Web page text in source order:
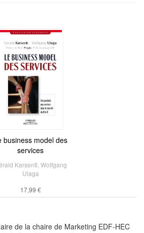
business model des
services
Karsenti Wolfgang
Ulaga
17,99 €
de la chaire de Marketing EDF-HEC